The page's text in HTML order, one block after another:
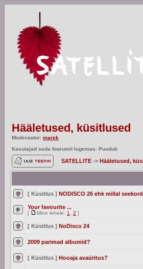
Hääletused, küsitlused
Moderaator: marek
Kasutajad seda foorumit lugemas: Puudub
SATELLITE -> Hääletused,
[ Küsitlus ] NODISCO 26 ehk millal
Your favourite ...
[ Mine lehele: 1 2 ]
[ Küsitlus ] NoDisco 24
2009 parimad albumid?
[ Küsitlus ] Hooaja avaüritus?